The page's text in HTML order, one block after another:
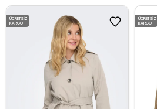
ÜCRETSIZ
KARGO
ÜCRETSIZ
KARGO